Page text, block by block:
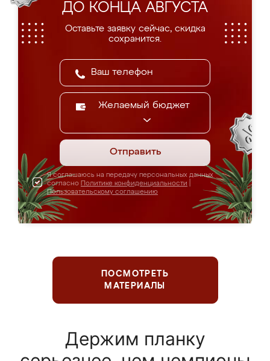
ДО КОНЦА АВГУСТА
Оставьте заявку сейчас, скидка
сохранится.
Желаемый бюджет
Отправить
Я соглашаюсь на передачу персональных данных
согласно Политике конфиденциальности
Пользовательскому соглашению
ПОСМОТРЕТЬ
МАТЕРИАЛЫ
Держим планку